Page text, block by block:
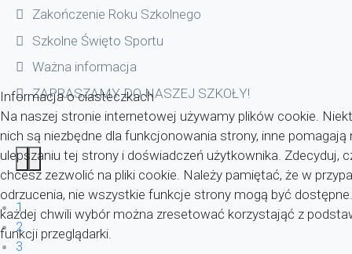
Zakończenie Roku Szkolnego
Szkolne Święto Sportu
Ważna informacja
ZAPRASZAMY DO NASZEJ SZKOŁY!
1
2
3
Informacja o ciasteczkach
Na naszej stronie internetowej używamy plików cookie.
nich są niezbędne dla funkcjonowania strony, inne pomagają
ulepszaniu tej strony i doświadczeń użytkownika. Zdecyduj,
chcesz zezwolić na pliki cookie. Należy pamiętać, że w
odrzucenia, nie wszystkie funkcje strony mogą być
każdej chwili wybór można zresetować korzystająć z
funkcji przeglądarki.